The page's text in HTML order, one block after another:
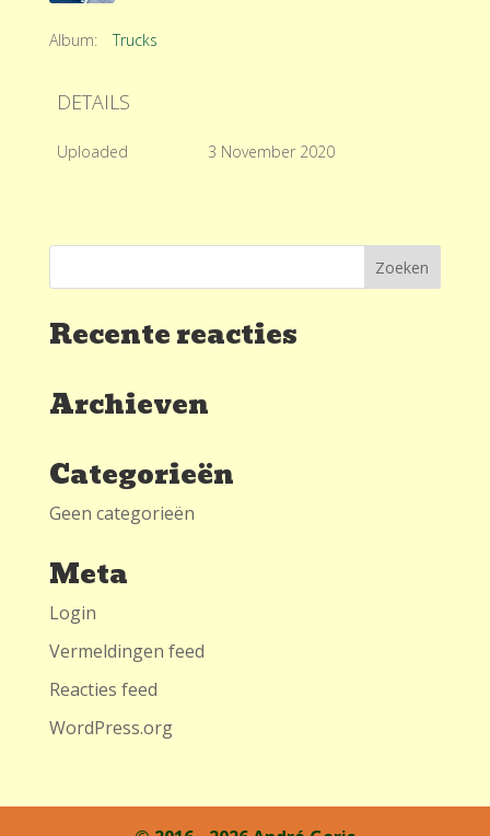
Album: Trucks
DETAILS
Uploaded 3 November 2020
Recente reacties
Archieven
Categorieën
Geen categorieën
Meta
Login
Vermeldingen feed
Reacties feed
WordPress.org